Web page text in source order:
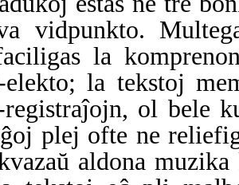
vidpunkto.
la
elekto; la tekstoj
registraĵojn, ol bele
plej ofte ne
aldona